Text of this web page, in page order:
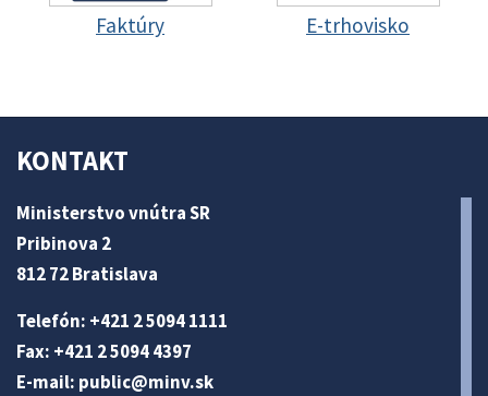
Faktúry E-trhovisko
KONTAKT
Ministerstvo vnútra SR
Pribinova 2
812 72 Bratislava
Telefón: +421 2 5094 1111
Fax: +421 2 5094 4397
E-mail: public@minv.sk